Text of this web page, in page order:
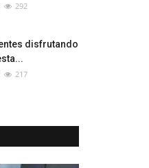
292
disfrutando
217